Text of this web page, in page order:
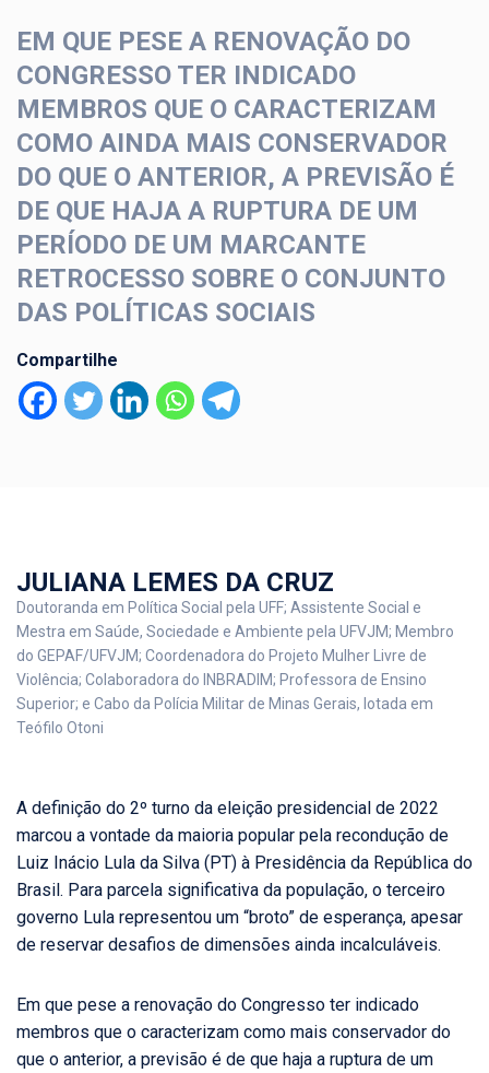
EM QUE PESE A RENOVAÇÃO DO
CONGRESSO TER INDICADO
MEMBROS QUE O CARACTERIZAM
COMO AINDA MAIS CONSERVADOR
DO QUE O ANTERIOR, A PREVISÃO É
DE QUE HAJA A RUPTURA DE UM
PERÍODO DE UM MARCANTE
RETROCESSO SOBRE O CONJUNTO
DAS POLÍTICAS SOCIAIS
Compartilhe
JULIANA LEMES DA CRUZ
Doutoranda em Política Social pela UFF; Assistente Social e
Mestra em Saúde, Sociedade e Ambiente pela UFVJM; Membro
do GEPAF/UFVJM; Coordenadora do Projeto Mulher Livre de
Violência; Colaboradora do INBRADIM; Professora de Ensino
Superior; e Cabo da Polícia Militar de Minas Gerais, lotada em
Teófilo Otoni
A definição do 2º turno da eleição presidencial de 2022
marcou a vontade da maioria popular pela recondução de
Luiz Inácio Lula da Silva (PT) à Presidência da República do
Brasil. Para parcela significativa da população, o terceiro
governo Lula representou um “broto” de esperança, apesar
de reservar desafios de dimensões ainda incalculáveis.
Em que pese a renovação do Congresso ter indicado
membros que o caracterizam como mais conservador do
que o anterior, a previsão é de que haja a ruptura de um